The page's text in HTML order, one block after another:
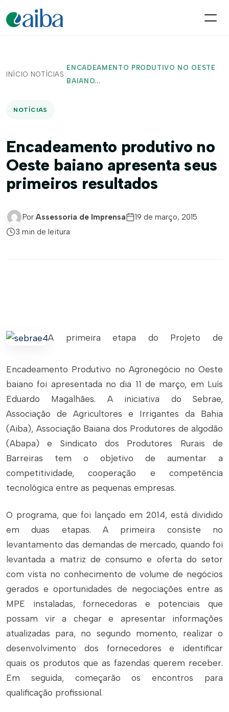
INÍCIO/ NOTÍCIAS /
ENCADEAMENTO PRODUTIVO NO OESTE
BAIANO...
NOTÍCIAS
Encadeamento produtivo no
Oeste baiano apresenta seus
primeiros resultados
Por Assessoria de Imprensa
19 de março, 2015
3 min de leitura
A primeira etapa do Projeto de
Encadeamento Produtivo no Agronegócio no Oeste
baiano foi apresentada no dia 11 de março, em Luís
Eduardo Magalhães. A iniciativa do Sebrae,
Associação de Agricultores e Irrigantes da Bahia
(Aiba), Associação Baiana dos Produtores de algodão
(Abapa) e Sindicato dos Produtores Rurais de
Barreiras tem o objetivo de aumentar a
competitividade, cooperação e competência
tecnológica entre as pequenas empresas.
O programa, que foi lançado em 2014, está dividido
em duas etapas. A primeira consiste no
levantamento das demandas de mercado, quando foi
levantada a matriz de consumo e oferta do setor
com vista no conhecimento de volume de negócios
gerados e oportunidades de negociações entre as
MPE instaladas, fornecedoras e potenciais que
possam vir a chegar e apresentar informações
atualizadas para, no segundo momento, realizar o
desenvolvimento dos fornecedores e identificar
quais os produtos que as fazendas querem receber.
Em seguida, começarão os encontros para
qualificação profissional.